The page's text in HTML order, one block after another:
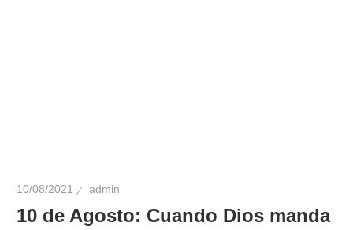
10/08/2021 admin
10 de Agosto: Cuando Dios manda